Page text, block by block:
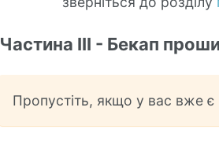
Частина III - Бекап
Пропустіть, якщо у вас вже